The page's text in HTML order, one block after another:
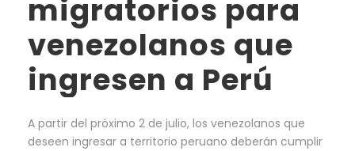
migratorios para
venezolanos que
ingresen a Perú
A partir del próximo 2 de julio, los venezolanos que
deseen ingresar a territorio peruano deberán cumplir